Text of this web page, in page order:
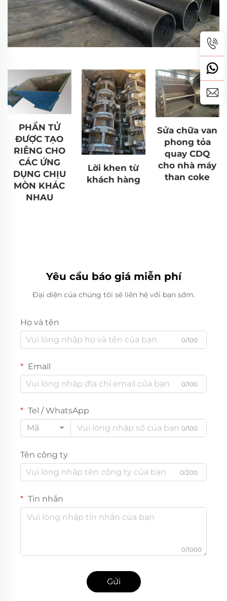
PHẦN TỬ
ĐƯỢC TẠO
RIÊNG CHO
CÁC ỨNG
DỤNG CHỊU
MÒN KHÁC
NHAU
Lời khen từ
khách hàng
Sửa chữa van
phong tỏa
quay CDQ
cho nhà máy
than coke
Yêu cầu báo giá miễn phí
Đại diện của chúng tôi sẽ liên hệ với bạn sớm.
Họ và tên
0/100
Email
0/100
Tel / WhatsApp
Mã
0/100
Tên công ty
0/200
Tin nhắn
0/1000
Gửi